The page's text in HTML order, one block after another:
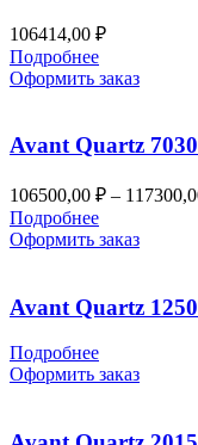
106414,00 ₽
Подробнее
Оформить заказ
Avant Quartz
106500,00 ₽ –
Подробнее
Оформить заказ
Avant Quartz
Подробнее
Оформить заказ